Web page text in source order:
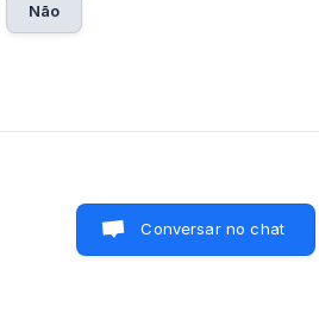
Não
Conversar no chat